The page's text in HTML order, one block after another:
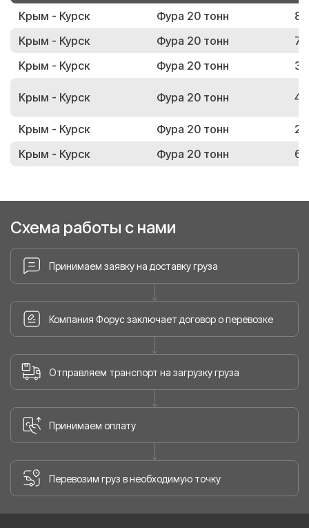
Крым - Курск Фура 20 тонн
Крым - Курск
Фура 20 тонн
Крым - Курск
Фура 20 тонн
Крым - Курск Фура 20 тонн
Крым - Курск Фура 20 тонн
Крым - Курск
Фура 20 тонн
Схема работы с нами
Принимаем заявку на доставку груза
Компания Форус заключает договор о перевозке
Отправляем транспорт на загрузку груза
Принимаем оплату
Перевозим груз в необходимую точку